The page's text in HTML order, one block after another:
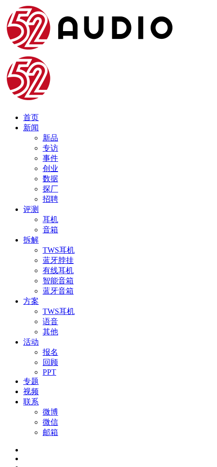
首页
新闻
新品
专访
事件
创业
数据
探厂
招聘
评测
耳机
音箱
拆解
TWS耳机
蓝牙脖挂
有线耳机
智能音箱
蓝牙音箱
方案
TWS耳机
语音
其他
活动
报名
回顾
PPT
专题
视频
联系
微博
微信
邮箱